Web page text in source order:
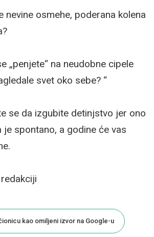
nevine osmehe, poderana kolena
„penjete“ na neudobne cipele
svet oko sebe? “
se da izgubite detinjstvo jer ono
je spontano, a godine će vas
kao omiljeni izvor na Google-u